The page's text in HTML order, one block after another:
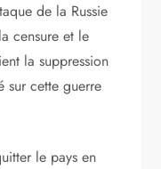
de la Russie
censure et le
la suppression
sur cette guerre
le pays en